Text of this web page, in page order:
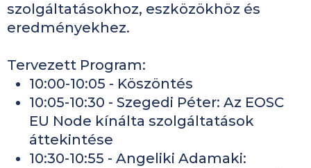
szolgáltatásokhoz, eszközökhöz és
eredményekhez.
Tervezett Program:
10:00-10:05 - Köszöntés
10:05-10:30 - Szegedi Péter: Az EOSC
EU Node kínálta szolgáltatások
áttekintése
10:30-10:55 - Angeliki Adamaki: